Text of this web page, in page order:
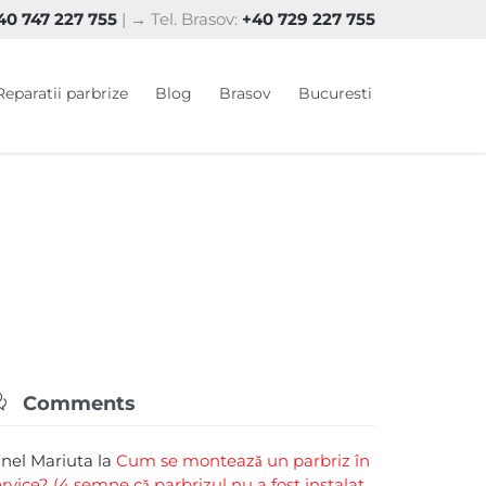
747 227 755 | → Tel. Brasov: +40 729 227 755
parbrize Blog Brasov Bucuresti
Comments
Mariuta la Cum se montează un parbriz în